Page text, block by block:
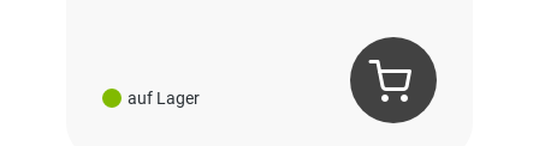
auf Lager